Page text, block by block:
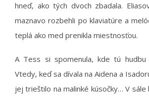
hneď, ako tých dvoch zbadala.
maznavo rozbehli po klaviatúre a
teplá ako med prenikla miestnosťou.
A Tess si spomenula, kde tú hudbu
Vtedy, keď sa dívala na Aidena a
jej trieštilo na malinké kúsočky… V